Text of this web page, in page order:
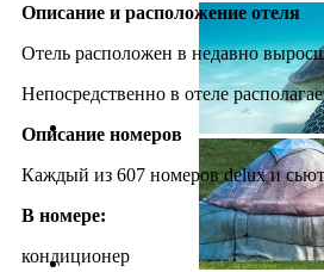
Описание и расположение отеля
Отель расположен в недавно
Непосредственно в отеле
Описание номеров
Каждый из 607 номеров delux и
В номере:
кондиционер